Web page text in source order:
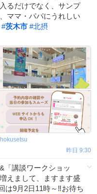
るだけでなく、サンプ
ママ・パパにうれしい
#茨木市 #北摂
昨日 9:30
「講談ワークショッ
えまして、ますます盛
は9月2日11時～‼️お待ち